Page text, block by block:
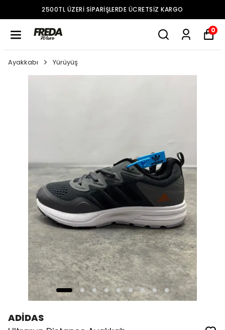
2500TL ÜZERI SIPARIŞLERDE ÜCRETSIZ KARGO
0
Ayakkabı Yürüyüş
ADİDAS